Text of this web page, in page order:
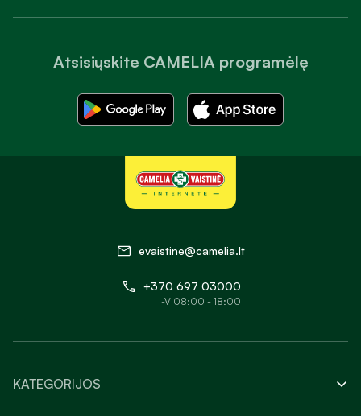
Atsisiųskite CAMELIA programėlę
evaistine@camelia.lt
+370 697 03000
I-V 08:00 - 18:00
KATEGORIJOS